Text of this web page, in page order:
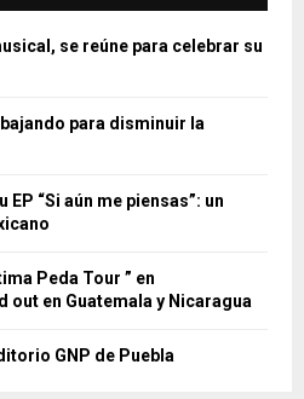
se reúne para celebrar su
para disminuir la
“Si aún me piensas”: un
Peda Tour ” en
out en Guatemala y Nicaragua
GNP de Puebla